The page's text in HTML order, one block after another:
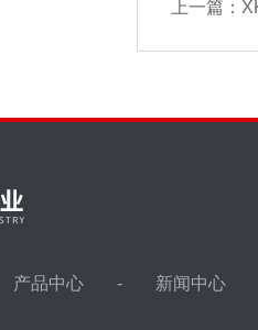
上一篇：
产品中心 新闻中心